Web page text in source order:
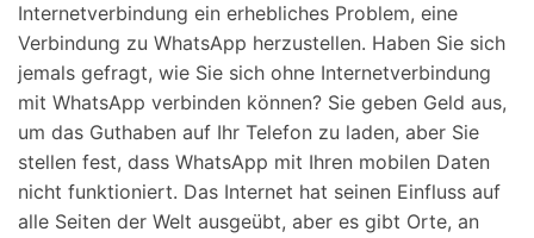
Internetverbindung ein erhebliches Problem, eine
Verbindung zu WhatsApp herzustellen. Haben Sie sich
jemals gefragt, wie Sie sich ohne Internetverbindung
mit WhatsApp verbinden können? Sie geben Geld aus,
um das Guthaben auf Ihr Telefon zu laden, aber Sie
stellen fest, dass WhatsApp mit Ihren mobilen Daten
nicht funktioniert. Das Internet hat seinen Einfluss auf
alle Seiten der Welt ausgeübt, aber es gibt Orte, an